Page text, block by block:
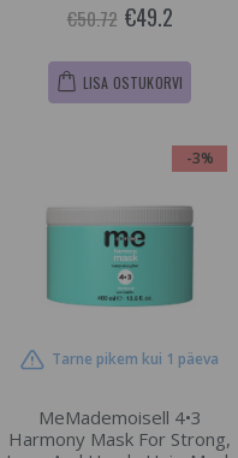
€50.72 €49.2
LISA OSTUKORVI
-3%
Tarne pikem kui 1 päeva
MeMademoisell 4•3
Harmony Mask For Strong,